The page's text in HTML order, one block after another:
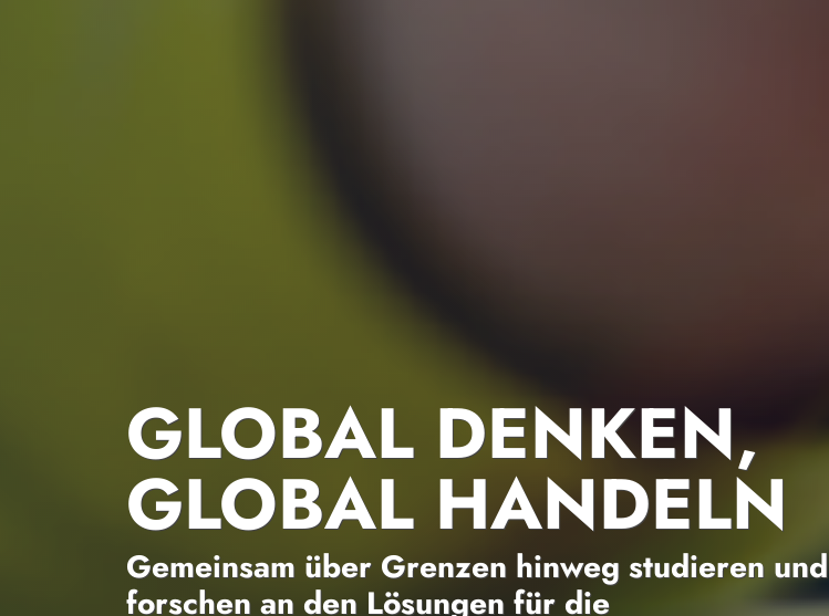
GLOBAL DENKEN,
GLOBAL HANDELN
Gemeinsam über Grenzen hinweg studieren und
forschen an den Lösungen für die